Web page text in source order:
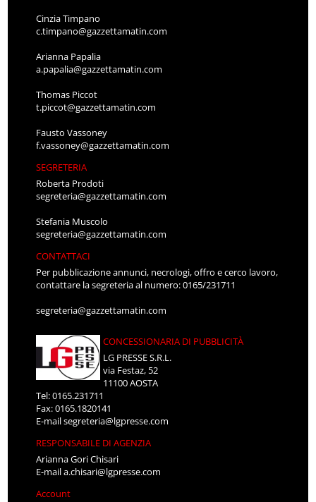
Cinzia Timpano
c.timpano@gazzettamatin.com
Arianna Papalia
a.papalia@gazzettamatin.com
Thomas Piccot
t.piccot@gazzettamatin.com
Fausto Vassoney
f.vassoney@gazzettamatin.com
SEGRETERIA
Roberta Prodoti
segreteria@gazzettamatin.com
Stefania Muscolo
segreteria@gazzettamatin.com
CONTATTACI
Per pubblicazione annunci, necrologi, offro e cerco lavoro,
contattare la segreteria al numero: 0165/231711
segreteria@gazzettamatin.com
CONCESSIONARIA DI PUBBLICITÀ
LG PRESSE S.R.L.
via Festaz, 52
11100 AOSTA
Tel: 0165.231711
Fax: 0165.1820141
E-mailsegreteria@lgpresse.com
RESPONSABILE DI AGENZIA
Arianna Gori Chisari
E-maila.chisari@lgpresse.com
Account